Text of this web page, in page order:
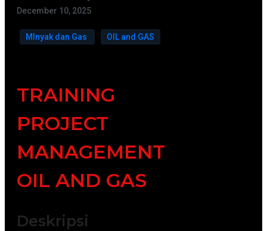
December 10, 2025
MInyak dan Gas OIL and GAS
TRAINING
PROJECT
MANAGEMENT
OIL AND GAS
Deskripsi